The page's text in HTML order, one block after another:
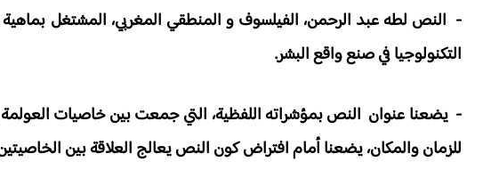
- النص لطه عبد الرحمن، الفيلسوف و المنطقي المغربي، المشتغل
التكنولوجيا في صنع واقع البشر.
- يضعنا عنوان النص بمؤشراته اللفظية، التي جمعت بين خاصيات العولمة
للزمان والمكان، يضعنا أمام افتراض كون النص يعالج العلاقة بين